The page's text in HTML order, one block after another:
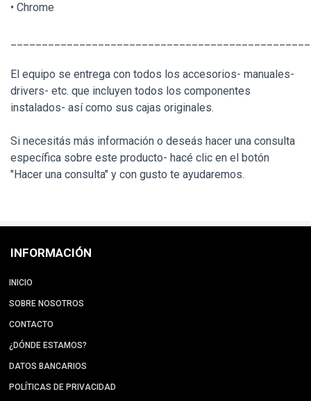
• Chrome
El equipo se entrega con todos los accesorios- manuales-
drivers- etc. que incluyen todos los componentes
instalados- así como sus cajas originales.
Si necesitás más información o deseás hacer una consulta
específica sobre este producto- hacé clic en el botón
"Hacer una consulta" y con gusto te ayudaremos.
INFORMACIÓN
INICIO
SOBRE NOSOTROS
CONTACTO
¿DÓNDE ESTAMOS?
DATOS BANCARIOS
POLÍTICAS DE PRIVACIDAD